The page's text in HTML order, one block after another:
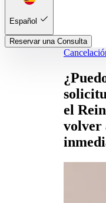
Español
Reservar una Consulta
el
volver